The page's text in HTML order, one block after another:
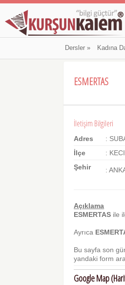
Dersler» Kadına
ESMERTAS
İletişim Bilgileri
Adres
:
İlçe
:
Şehir
:
Açıklama
ESMERTAS ile
Ayrıca
Bu sayfa son
yandaki form
Google Map